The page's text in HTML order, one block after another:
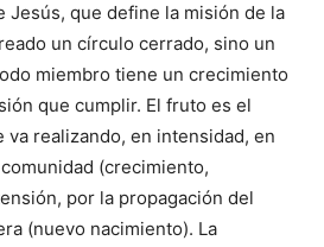
Jesús, que define la misión de la
un círculo cerrado, sino un
miembro tiene un crecimiento
que cumplir. El fruto es el
va realizando, en intensidad, en
(crecimiento,
por la propagación del
(nuevo nacimiento). La